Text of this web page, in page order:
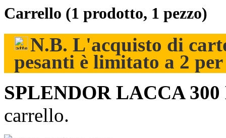
Carrello (1 prodotto, 1 pezzo)
N.B. L'acquisto di
pesanti è limitato a 2 per
SPLENDOR LACCA
carrello.